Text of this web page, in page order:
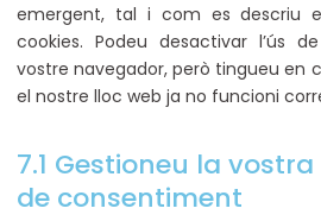
emergent, tal i com es descriu
cookies. Podeu desactivar l’ús
vostre navegador, però tingueu en
el nostre lloc web ja no funcioni
7.1 Gestioneu la
de consentiment